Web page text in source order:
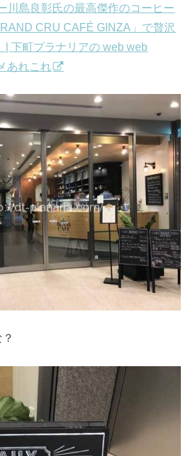
川島良彰氏の最高傑作のコーヒー
CRU CAFÉ GINZA」で贅沢
| 下町プラナリアの web web
あれこれ